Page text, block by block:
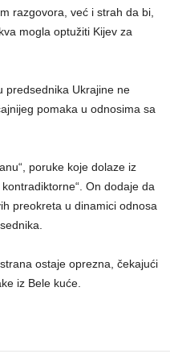
razgovora, već i strah da bi,
mogla optužiti Kijev za
predsednika Ukrajine ne
pomaka u odnosima sa
poruke koje dolaze iz
On dodaje da
preokreta u dinamici odnosa
ostaje oprezna, čekajući
iz Bele kuće.